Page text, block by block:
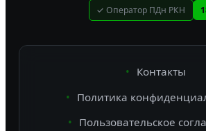
✓ Оператор ПДн РКН
Контакты
Политика
Пользовательское